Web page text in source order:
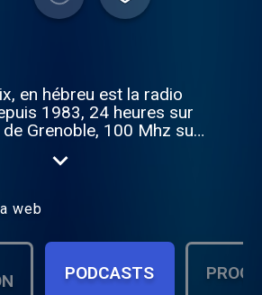
en hébreu est la radio
1983, 24 heures sur
Grenoble, 100 Mhz sur
web
PODCASTS